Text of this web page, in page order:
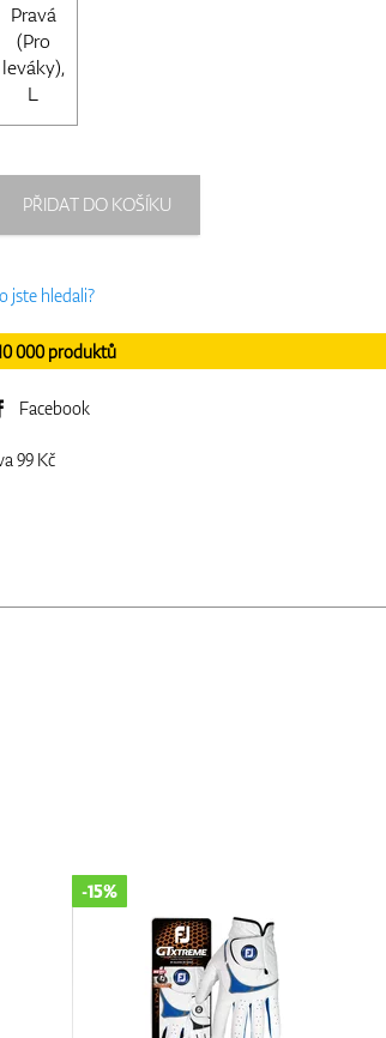
Pravá
(Pro
leváky),
L
PŘIDAT DO KOŠÍKU
jste hledali?
000 produktů
Facebook
99 Kč
-15%